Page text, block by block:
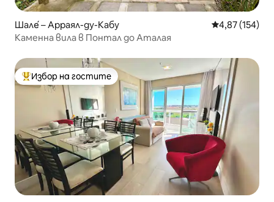
Шале́ – Арраял-ду-Кабу Средна
4,87 (154)
Каменна вила в Понтал до Аталая
Най-популярен избор на гостите
Избор на гостите